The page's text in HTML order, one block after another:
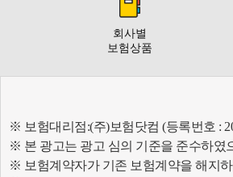
회사별
보험상품
※ 보험대리점:(주)보험닷컴 (등록번호 :
※ 본 광고는 광고 심의 기준을 준수하였
※ 보험계약자가 기존 보험계약을 해지